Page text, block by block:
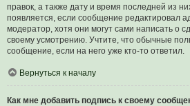
правок, а также дату и время последней из
появляется, если сообщение редактировал
модератор, хотя они могут сами написать о
своему усмотрению. Учтите, что обычные
сообщение, если на него уже кто-то ответил.
Вернуться к началу
Как мне добавить подпись к своему